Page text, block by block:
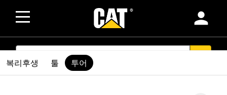
person
SEARCH
복리후생 툴 투어